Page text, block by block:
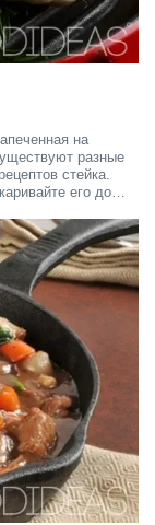
на
разные
стейка.
его до